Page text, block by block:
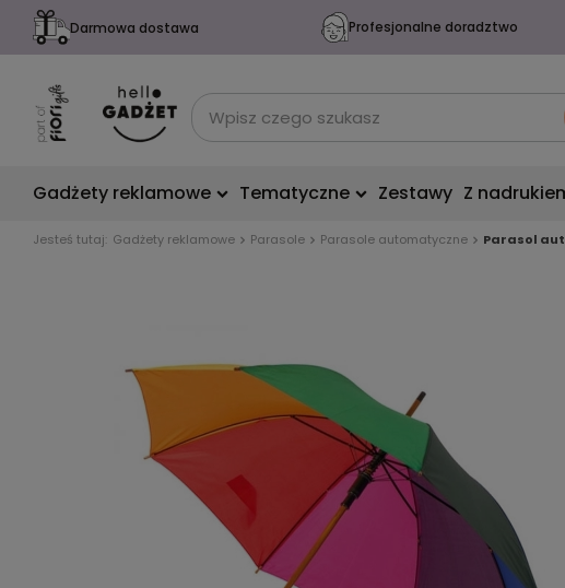
Darmowa dostawa Profesjonalne doradztwo
Gadżety reklamowe Tematyczne Zestawy Z
Jesteś tutaj: Gadżety reklamowe Parasole Parasole automatyczne Parasol